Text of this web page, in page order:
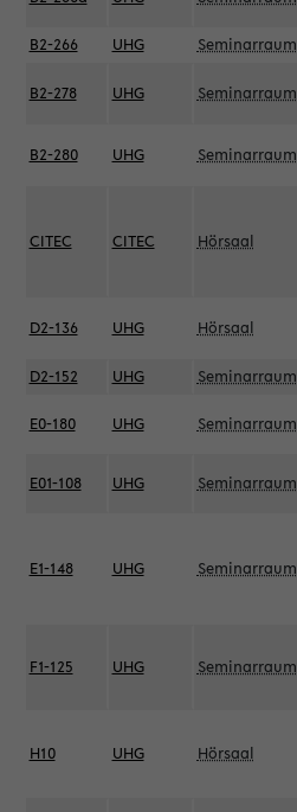
B2-266 UHG Seminarraum
B2-278 UHG Seminarraum
B2-280 UHG Seminarraum
CITEC CITEC Hörsaal
D2-136 UHG Hörsaal
D2-152 UHG Seminarraum
E0-180 UHG Seminarraum
E01-108 UHG Seminarraum
E1-148 UHG Seminarraum
F1-125 UHG Seminarraum
H10 UHG Hörsaal